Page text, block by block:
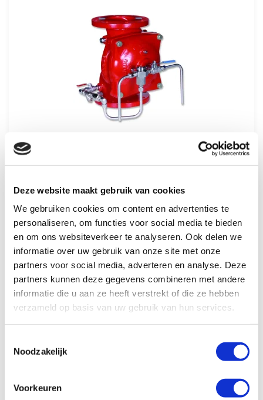
Deze website maakt gebruik van cookies
We gebruiken cookies om content en advertenties te
personaliseren, om functies voor social media te bieden
en om ons websiteverkeer te analyseren. Ook delen we
informatie over uw gebruik van onze site met onze
partners voor social media, adverteren en analyse. Deze
partners kunnen deze gegevens combineren met andere
informatie die u aan ze heeft verstrekt of die ze hebben
verzameld op basis van uw gebruik van hun services.
Noodzakelijk
Voorkeuren
FP 400E-4X